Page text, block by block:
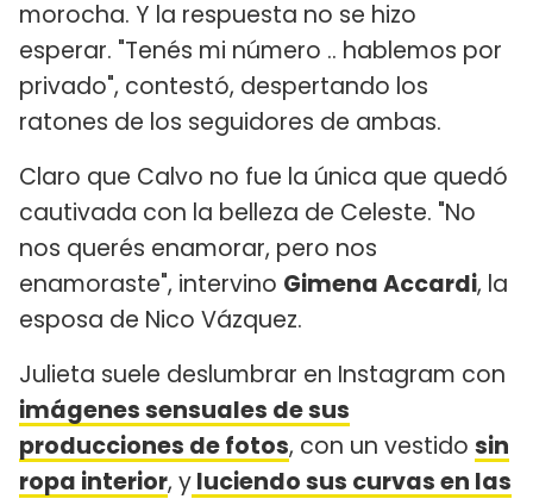
morocha. Y la respuesta no se hizo
esperar. "Tenés mi número .. hablemos por
privado", contestó, despertando los
ratones de los seguidores de ambas.
Claro que Calvo no fue la única que quedó
cautivada con la belleza de Celeste. "No
nos querés enamorar, pero nos
enamoraste", intervino Gimena Accardi, la
esposa de Nico Vázquez.
Julieta suele deslumbrar en Instagram con
imágenes sensuales de sus
producciones de fotos, con un vestido sin
ropa interior, yluciendo sus curvas en las